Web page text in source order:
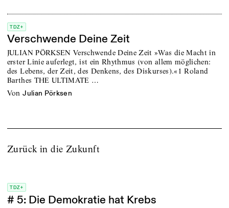
TDZ+
Verschwende Deine Zeit
JULIAN PÖRKSEN Verschwende Deine Zeit »Was die Macht in
erster Linie auferlegt, ist ein Rhythmus (von allem möglichen:
des Lebens, der Zeit, des Denkens, des Diskurses).«1 Roland
Barthes THE ULTIMATE …
von Julian Pörksen
Zurück in die Zukunft
TDZ+
# 5: Die Demokratie hat Krebs